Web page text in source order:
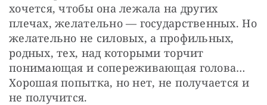
хочется, чтобы она лежала на других
плечах, желательно — государственных. Но
желательно не силовых, а профильных,
родных, тех, над которыми торчит
понимающая и сопереживающая голова…
Хорошая попытка, но нет, не получается и
не получится.